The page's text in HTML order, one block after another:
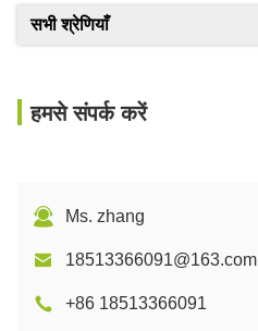
सभी श्रेणियाँ
हमसे संपर्क करें
Ms. zhang
18513366091@163.com
+86 18513366091